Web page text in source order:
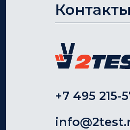
Контакты
+7 495 215-